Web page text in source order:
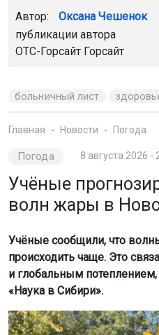
Автор: Оксана Чешенок
публикации автора
ОТС-Горсайт Горсайт
больничный лист
Главная Новости Погода
Погода 8 августа 2026 -
Учёные
волн жары в
Учёные сообщили, что
происходить чаще. Это
и глобальным
«Наука в Сибири».